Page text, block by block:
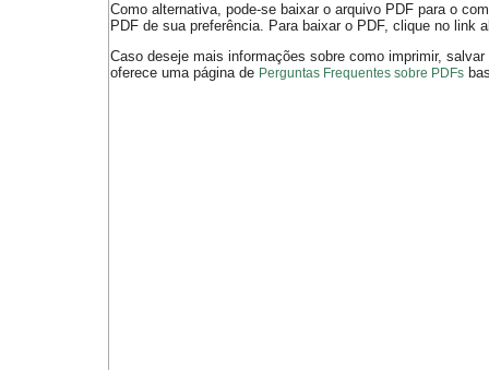
Como alternativa, pode-se baixar o arquivo PDF para o
PDF de sua preferência. Para baixar o PDF, clique no link
Caso deseje mais informações sobre como imprimir,
oferece uma página de Perguntas Frequentes sobre PDFs